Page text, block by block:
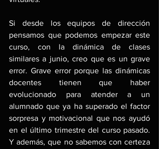
Si desde los equipos de dirección
pensamos que podemos empezar este
curso, con la dinámica de clases
similares a junio, creo que es un grave
error. Grave error porque las dinámicas
docentes tienen que haber
evolucionado para atender a un
alumnado que ya ha superado el factor
sorpresa y motivacional que nos ayudó
en el último trimestre del curso pasado.
Y además, que no sabemos con certeza